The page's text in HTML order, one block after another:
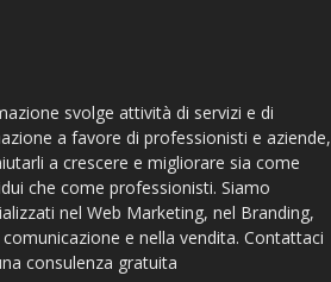
svolge attività di servizi e di
a favore di professionisti e aziende,
a crescere e migliorare sia come
che come professionisti. Siamo
nel Web Marketing, nel Branding,
e nella vendita. Contattaci
consulenza gratuita